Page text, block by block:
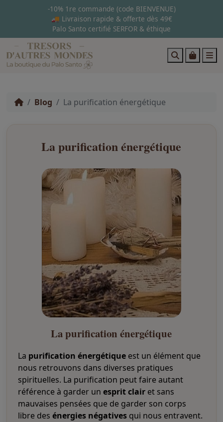
-10% 1re commande (code BIENVENUE)
🚚 Livraison rapide & offerte dès 49€
Palo Santo certifié SERFOR & éthique
SearchCart
Blog La purification énergétique
La purification énergétique
La purification énergétique
La purification énergétique est un élément que
nous retrouvons dans diverses pratiques
spirituelles. La purification peut faire autant
référence à garder unesprit clair et sans
mauvaises pensées que de garder son corps
libre desénergies négatives qui nous entravent.